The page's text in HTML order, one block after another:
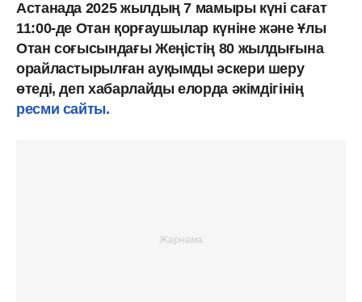
Астанада 2025 жылдың 7 мамыры күні сағат
11:00-де Отан қорғаушылар күніне және Ұлы
Отан соғысындағы Жеңістің 80 жылдығына
орайластырылған ауқымды әскери шеру
өтеді, деп хабарлайды елорда әкімдігінің
ресми сайты.